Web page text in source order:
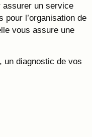
assurer un service
l’organisation de
vous assure une
un diagnostic de vos